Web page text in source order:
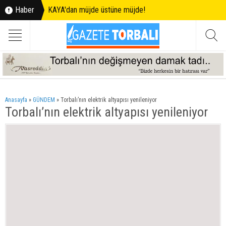
Haber KAYA'dan müjde üstüne müjde!
Anasayfa » GÜNDEM » Torbalı’nın elektrik altyapısı yenileniyor
Torbalı’nın elektrik altyapısı yenileniyor